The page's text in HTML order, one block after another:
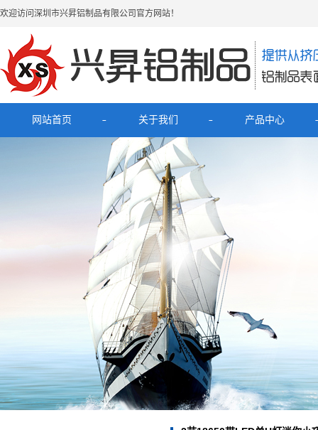
欢迎访问深圳市兴昇铝制品有限公司官方网站！
网站首页 关于我们
公司简介
联系我们
产品中心
移动电源充电宝铝外壳
数据线铝外壳
硬盘盒铝外壳